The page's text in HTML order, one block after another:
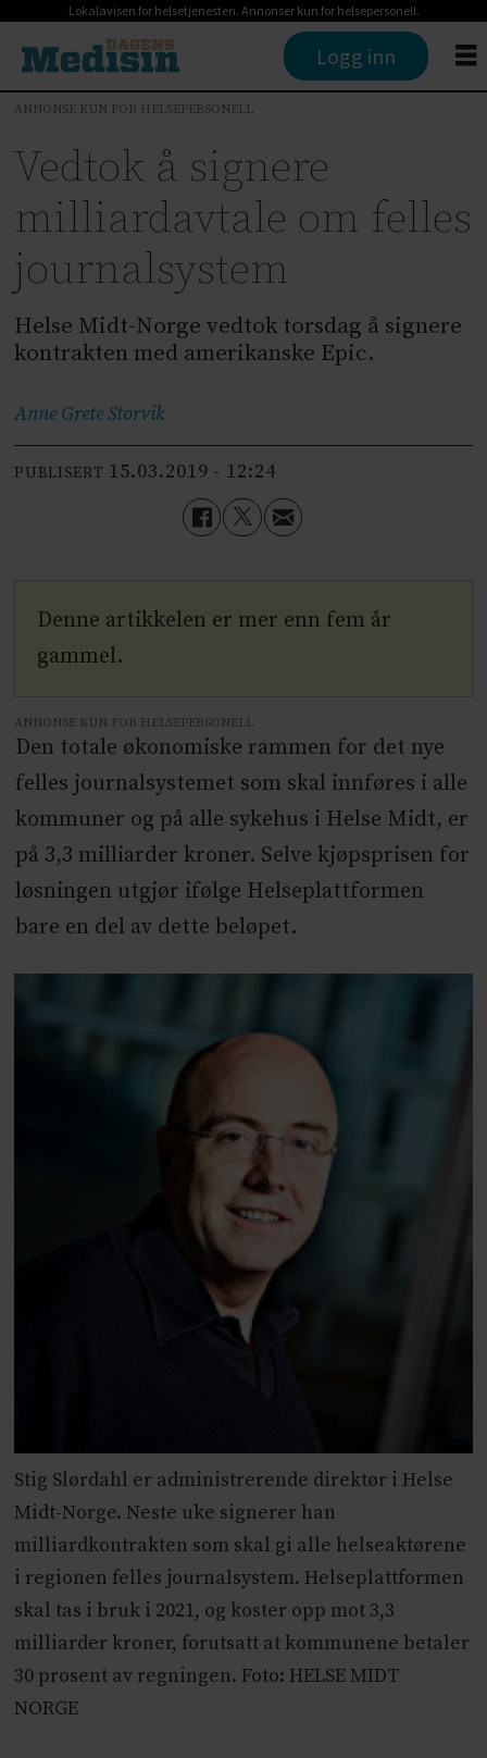
Lokalavisen for helsetjenesten. Annonser kun for helsepersonell.
Logg inn
ANNONSE KUN FOR HELSEPERSONELL
Vedtok å signere
milliardavtale om felles
journalsystem
Helse Midt-Norge vedtok torsdag å signere
kontrakten med amerikanske Epic.
Anne Grete Storvik
PUBLISERT 15.03.2019 - 12:24
Denne artikkelen er mer enn fem år
gammel.
ANNONSE KUN FOR HELSEPERSONELL
Den totale økonomiske rammen for det nye
felles journalsystemet som skal innføres i alle
kommuner og på alle sykehus i Helse Midt, er
på 3,3 milliarder kroner. Selve kjøpsprisen for
løsningen utgjør ifølge Helseplattformen
bare en del av dette beløpet.
Stig Slørdahl er administrerende direktør i Helse
Midt-Norge. Neste uke signerer han
milliardkontrakten som skal gi alle helseaktørene
i regionen felles journalsystem. Helseplattformen
skal tas i bruk i 2021, og koster opp mot 3,3
milliarder kroner, forutsatt at kommunene betaler
30 prosent av regningen. Foto: HELSE MIDT
NORGE